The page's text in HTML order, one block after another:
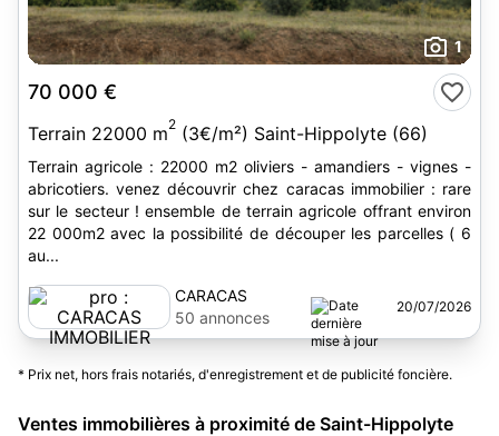
1
70 000 €
Terrain 22000 m2 (3€/m²) Saint-Hippolyte (66)
Terrain agricole : 22000 m2 oliviers - amandiers - vignes -
abricotiers. venez découvrir chez caracas immobilier : rare
sur le secteur ! ensemble de terrain agricole offrant environ
22 000m2 avec la possibilité de découper les parcelles ( 6
au...
CARACAS
IMMOBILIER
50 annonces
20/07/2026
* Prix net, hors frais notariés, d'enregistrement et de publicité foncière.
Ventes immobilières à proximité de Saint-Hippolyte